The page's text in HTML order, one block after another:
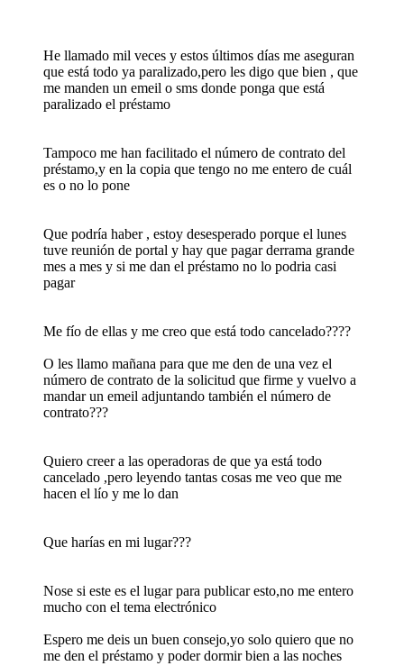
He llamado mil veces y estos últimos días me aseguran
que está todo ya paralizado,pero les digo que bien , que
me manden un emeil o sms donde ponga que está
paralizado el préstamo
Tampoco me han facilitado el número de contrato del
préstamo,y en la copia que tengo no me entero de cuál
es o no lo pone
Que podría haber , estoy desesperado porque el lunes
tuve reunión de portal y hay que pagar derrama grande
mes a mes y si me dan el préstamo no lo podria casi
pagar
Me fío de ellas y me creo que está todo cancelado????
O les llamo mañana para que me den de una vez el
número de contrato de la solicitud que firme y vuelvo a
mandar un emeil adjuntando también el número de
contrato???
Quiero creer a las operadoras de que ya está todo
cancelado ,pero leyendo tantas cosas me veo que me
hacen el lío y me lo dan
Que harías en mi lugar???
Nose si este es el lugar para publicar esto,no me entero
mucho con el tema electrónico
Espero me deis un buen consejo,yo solo quiero que no
me den el préstamo y poder dormir bien a las noches